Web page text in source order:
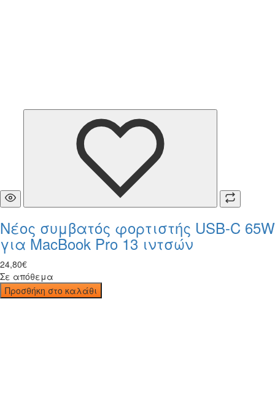
Νέος συμβατός φορτιστής USB-C 65W
για MacBook Pro 13 ιντσών
24,80€
Σε απόθεμα
Προσθήκη στο καλάθι